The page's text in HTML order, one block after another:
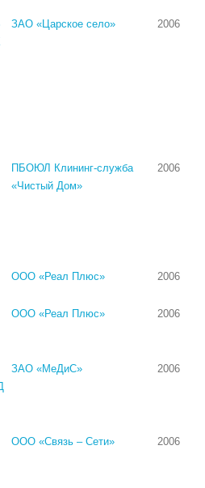
ЗАО «Царское село» 2006
ПБОЮЛ Клининг-служба
«Чистый Дом»
2006
ООО «Реал Плюс» 2006
ООО «Реал Плюс» 2006
ЗАО «МеДиС» 2006
ООО «Связь – Сети» 2006